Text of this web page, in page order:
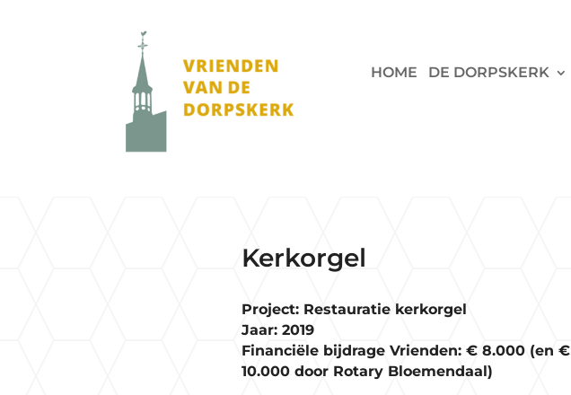
HOME DE DORPSKERK
Kerkorgel
Project: Restauratie kerkorgel
Jaar: 2019
Financiële bijdrage Vrienden: € 8.000 (en €
10.000 door Rotary Bloemendaal)